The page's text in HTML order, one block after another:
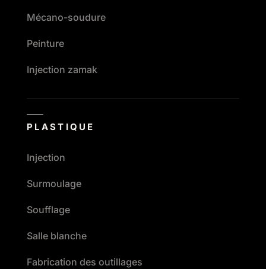
Mécano-soudure
Peinture
Injection zamak
PLASTIQUE
Injection
Surmoulage
Soufflage
Salle blanche
Fabrication des outillages